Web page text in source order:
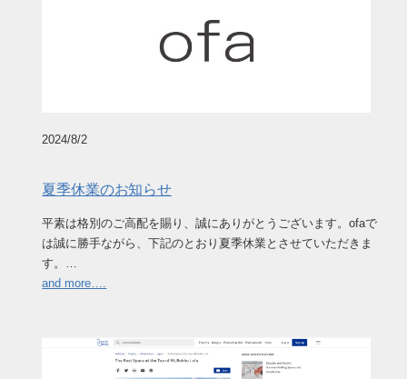
2024/8/2
夏季休業のお知らせ
平素は格別のご高配を賜り、誠にありがとうございます。ofaで
は誠に勝手ながら、下記のとおり夏季休業とさせていただきま
す。…
and more….